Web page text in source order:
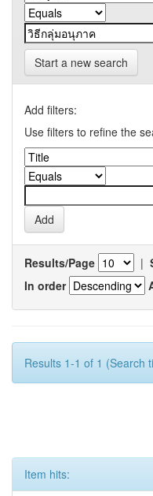
Start a new search
Add filters:
Use filters to refine the
Results/Page |
In order
Results 1-1 of 1 (Search
Item hits: